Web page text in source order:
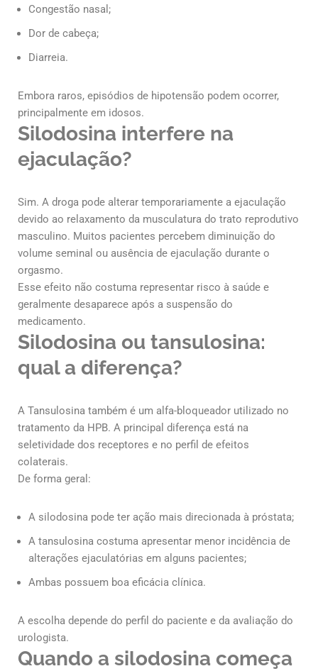
Congestão nasal;
Dor de cabeça;
Diarreia.
Embora raros, episódios de hipotensão podem ocorrer,
principalmente em idosos.
Silodosina interfere na
ejaculação?
Sim. A droga pode alterar temporariamente a ejaculação
devido ao relaxamento da musculatura do trato reprodutivo
masculino. Muitos pacientes percebem diminuição do
volume seminal ou ausência de ejaculação durante o
orgasmo.
Esse efeito não costuma representar risco à saúde e
geralmente desaparece após a suspensão do
medicamento.
Silodosina ou tansulosina:
qual a diferença?
A Tansulosina também é um alfa-bloqueador utilizado no
tratamento da HPB. A principal diferença está na
seletividade dos receptores e no perfil de efeitos
colaterais.
De forma geral:
A silodosina pode ter ação mais direcionada à próstata;
A tansulosina costuma apresentar menor incidência de
alterações ejaculatórias em alguns pacientes;
Ambas possuem boa eficácia clínica.
A escolha depende do perfil do paciente e da avaliação do
urologista.
Quando a silodosina começa